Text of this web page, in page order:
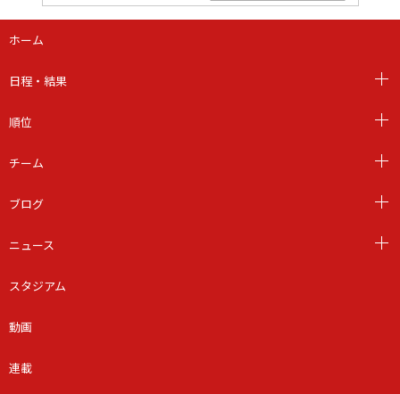
ホーム
日程・結果
順位
チーム
ブログ
ニュース
スタジアム
動画
連載